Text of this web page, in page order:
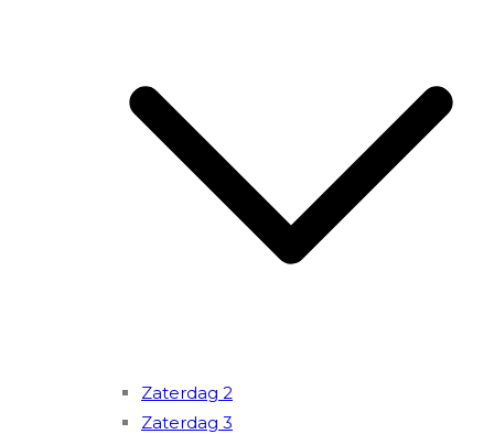
Zaterdag 2
Zaterdag 3